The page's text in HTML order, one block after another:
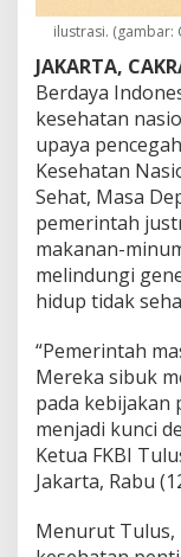
ilustrasi. (gambar:
JAKARTA,
Berdaya
kesehatan
upaya
Kesehatan
Sehat, Masa
pemerintah
makanan-
melindungi
hidup tidak
“Pemerintah
Mereka sibuk
pada
menjadi kunci
Ketua FKBI
Jakarta, Rabu
Menurut